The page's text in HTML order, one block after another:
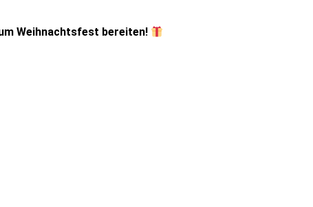
Weihnachtsfest bereiten!